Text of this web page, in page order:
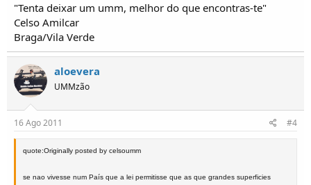
"Tenta deixar um umm, melhor do que encontras-te"
Celso Amilcar
Braga/Vila Verde
aloevera
UMMzão
16 Ago 2011 #4
quote:Originally posted by celsoumm
se nao vivesse num País que a lei permitisse que as que grandes superficies